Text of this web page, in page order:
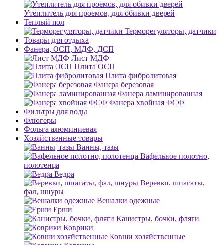
Утеплитель для проемов, для обивки дверей
Теплый пол
Терморегуляторы, датчики
Товары для отдыха
Фанера, ОСП, МДФ, ДСП
Лист МДФ
Плита ОСП
Плита фибролитовая
Фанера березовая
Фанера ламинированная
Фанера хвойная ФСФ
Фильтры для воды
Флюгеры
Фольга алюминиевая
Хозяйственные товары
Ванны, тазы
Вафельное полотно,
полотенца
Ведра
Веревки, шпагаты,
фал, шнуры
Вешалки одежные
Ерши
Канистры, бочки, фляги
Коврики
Ковши хозяйственные